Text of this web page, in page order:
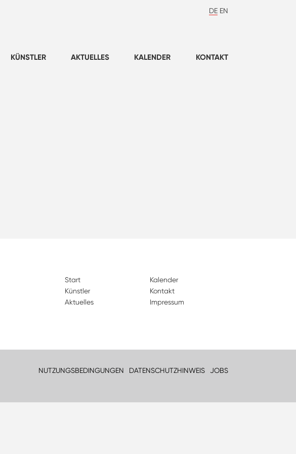
DE EN
KÜNSTLER AKTUELLES KALENDER KONTAKT
Start
Künstler
Aktuelles
Kalender
Kontakt
Impressum
NUTZUNGSBEDINGUNGEN DATENSCHUTZHINWEIS JOBS